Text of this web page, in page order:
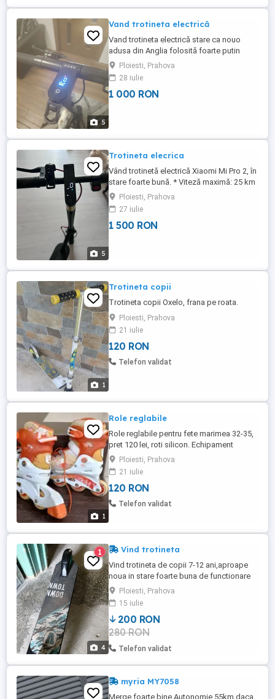
5
Vand trotineta electrică
Vand trotineta electrică stare ca nouo
adusa din Anglia folosită foarte putin
stare ca nouo 3 moduri de viteze
încărcător original acept si schimb cu
telefon
Ploiesti, Prahova
28 iulie
1 000 RON
5
Trotineta elecrica
Vând trotinetă electrică Xiaomi Mi Pro 2, în
stare foarte bună. * Viteză maximă: 25 km
h * Autonomie: până la 45 km * Motor:
300W (putere maximă 600W) *
Acumulator: 474Wh 12.800 mAh * Roți
pneumatice de 8,5 * Pliabilă, ușor de
Ploiesti, Prahova
27 iulie
1 500 RON
1
Trotineta copii
Trotineta copii Oxelo, frana pe roata.
Ploiesti, Prahova
21 iulie
120 RON
Telefon validat
1
Role reglabile
Role reglabile pentru fete marimea 32-35,
pret 120 lei, roti silicon. Echipament
protectie (cotiere, genunchiere, palmiere) -
gratuit la achizitionarea setului de role.
Ploiesti, Prahova
21 iulie
120 RON
Telefon validat
4
1 Vind trotineta
Vind trotineta de copii 7-12 ani,aproape
noua in stare foarte buna de functionare
Ploiesti, Prahova
15 iulie
200 RON
280 RON
Telefon validat
myria MY7058
Merge foarte bine,Autonomie 55km daca